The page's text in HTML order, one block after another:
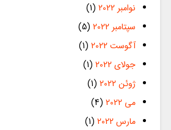
نوامبر 2022
(1)
سپتامبر 2022
(5)
آگوست 2022
(1)
جولای 2022
(1)
ژوئن 2022
(1)
می 2022
(4)
مارس 2022
(1)